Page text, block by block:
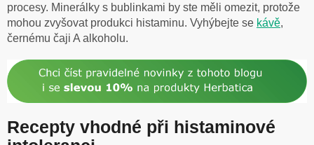
procesy. Minerálky s bublinkami by ste měli omezit, protože
mohou zvyšovat produkci histaminu. Vyhýbejte se kávě,
černému čaji A alkoholu.
Recepty vhodné při histaminové